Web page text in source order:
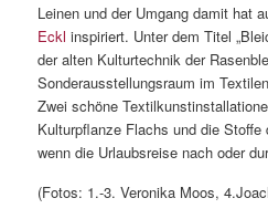
Leinen und der Umgang damit hat
Eckl inspiriert. Unter dem Titel
der alten Kulturtechnik der
Sonderausstellungsraum im
Zwei schöne
Kulturpflanze Flachs und die
wenn die Urlaubsreise nach oder
(Fotos: 1.-3. Veronika Moos,